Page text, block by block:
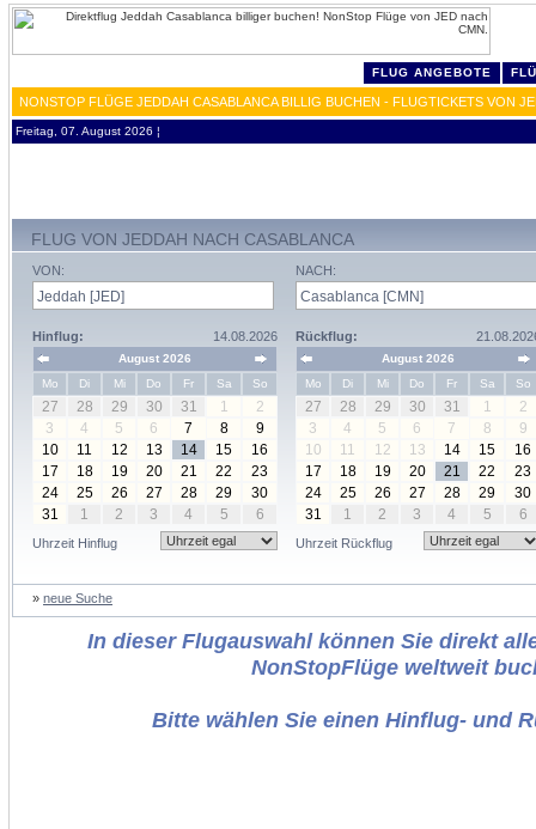
FLUG ANGEBOTE
NONSTOP FLÜGE JEDDAH CASABLANCA BILLIG BUCHEN - FLUGTICKETS VON
Freitag, 07. August 2026 ¦
FLUG VON JEDDAH NACH CASABLANCA
VON:
Hinflug: 14.08.2026
August 2026
Mo
Di Mi Do Fr Sa So
27 28 29 30 31 1
2
3
4 5 6 7 8
9
10
11 12 13 14 15
16
17
18 19 20 21 22
23
24
25 26 27 28 29
30
31
1 2 3 4 5 6
Uhrzeit Hinflug
NACH:
Rückflug:
August 2026
Mo
Di Mi Do Fr Sa So
27 28 29 30 31 1
2
3
4 5 6 7 8
9
10
11 12 13 14 15
16
17
18 19 20 21 22
23
24
25 26 27 28 29
30
31
1 2 3 4 5 6
Uhrzeit Rückflug
» neue Suche
In dieser Flugauswahl können Sie direkt
NonStopFlüge weltweit
Bitte wählen Sie einen Hinflug- und